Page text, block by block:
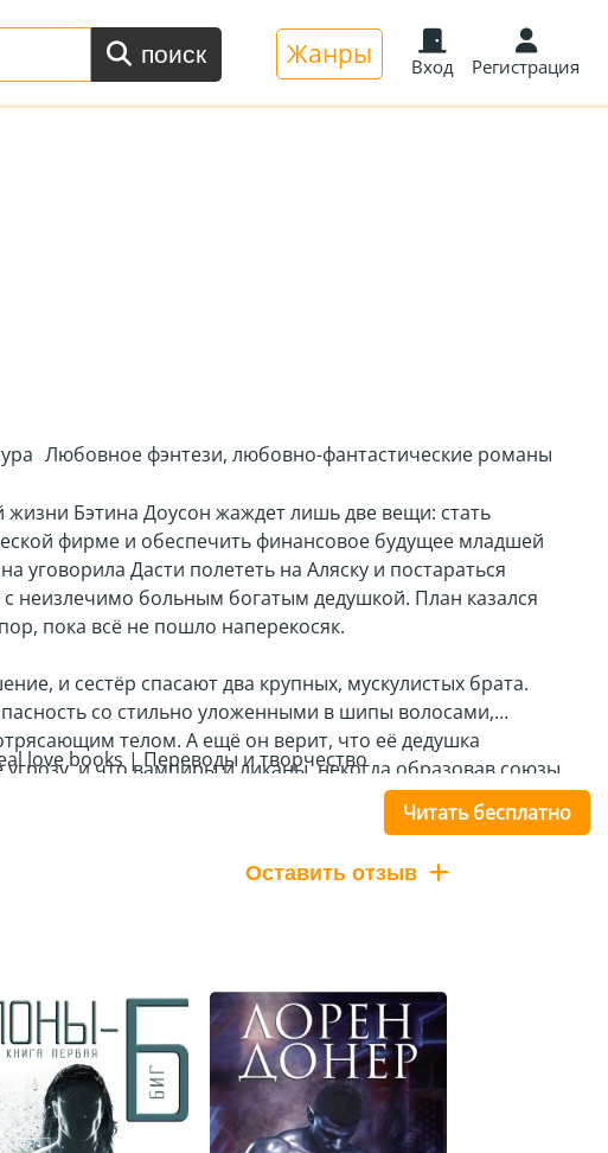
поиск Жанры Вход Регистрация
Любовное фэнтези, любовно-фантастические романы
жизни Бэтина Доусон жаждет лишь две вещи: стать
фирме и обеспечить финансовое будущее младшей
уговорила Дасти полететь на Аляску и постараться
неизлечимо больным богатым дедушкой. План казался
пока всё не пошло наперекосяк.
и сестёр спасают два крупных, мускулистых брата.
со стильно уложенными в шипы волосами,
телом. А ещё он верит, что её дедушка
угрозу, и что вампиры и ликаны, некогда образовав союзы,
расу — вамп-ликанов, к которым и относится Крэйвен. Он
мать Бэт также была вамп-ликаном. Крэйвен, может, и
будет основывать свою линию защиты, если он станет
сексуальна. Возможно, Бэт права, заявляя, что он
сводит Крэйвена с ума. Но она в опасности, и
перед чем, чтобы защитить её.
расшифровывается как Вампиры, Ликаны, Гаргульи… и
Обитая на суровых, неизведанных территориях Аляски,
love books | Переводы и творчество
Читать бесплатно
Оставить отзыв